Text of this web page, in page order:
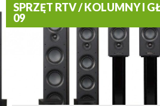
SPRZĘT RTV / KOLUMNY I
09